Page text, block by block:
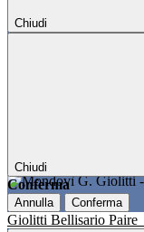
Chiudi
Chiudi
Conferma
Annulla Conferma
Giolitti Bellisario Paire